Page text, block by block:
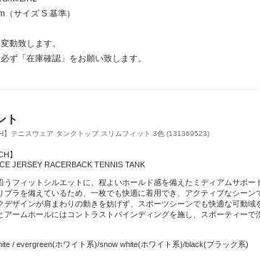
（サイズ S 基準）
動致します。
ず「在庫確認」をお願い致します。
ト
】テニスウェア タンクトップ スリムフィット 3色 (131369523)
】
JERSEY RACERBACK TENNIS TANK
うフィットシルエットに、程よいホールド感を備えたミディアムサポー
ブラを備えているため、一枚でも快適に着用でき、アクティブなシーン
デザインが肩まわりの動きを妨げず、スポーツシーンでも快適な可動域
アームホールにはコントラストバインディングを施し、スポーティーで
/ evergreen(ホワイト系)/snow white(ホワイト系)/black(ブラック系)